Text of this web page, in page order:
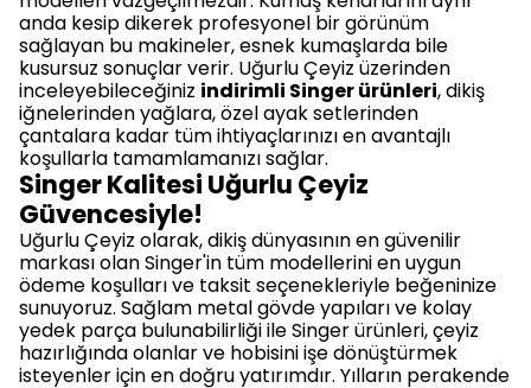
anda kesip dikerek profesyonel bir görünüm
sağlayan bu makineler, esnek kumaşlarda bile
kusursuz sonuçlar verir. Uğurlu Çeyiz üzerinden
inceleyebileceğiniz indirimli Singer ürünleri, dikiş
iğnelerinden yağlara, özel ayak setlerinden
çantalara kadar tüm ihtiyaçlarınızı en avantajlı
koşullarla tamamlamanızı sağlar.
Singer Kalitesi Uğurlu Çeyiz
Güvencesiyle!
Uğurlu Çeyiz olarak, dikiş dünyasının en güvenilir
markası olan Singer'in tüm modellerini en uygun
ödeme koşulları ve taksit seçenekleriyle beğeninize
sunuyoruz. Sağlam metal gövde yapıları ve kolay
yedek parça bulunabilirliği ile Singer ürünleri, çeyiz
hazırlığında olanlar ve hobisini işe dönüştürmek
isteyenler için en doğru yatırımdır. Yılların perakende